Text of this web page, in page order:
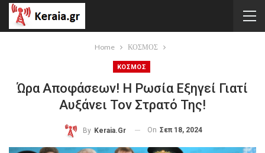
Home ΚΟΣΜΟΣ
ΚΟΣΜΟΣ
Ώρα Αποφάσεων! Η Ρωσία Εξηγεί Γιατί
Αυξάνει Τον Στρατό Της!
By Keraia.gr On Σεπ 18, 2024